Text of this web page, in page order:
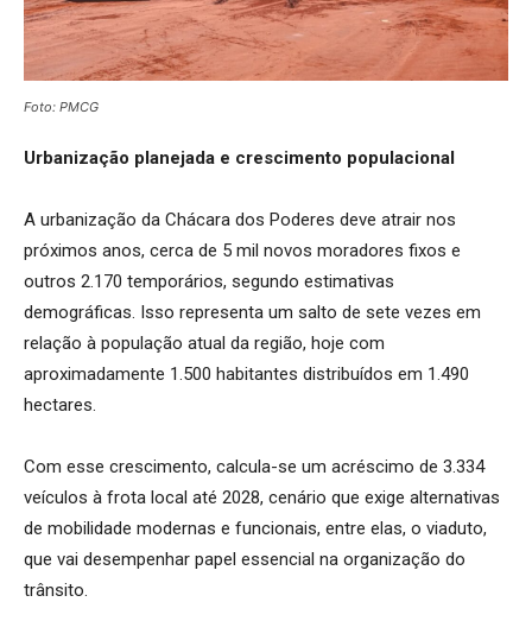
Foto: PMCG
Urbanização planejada e crescimento populacional
A urbanização da Chácara dos Poderes deve atrair nos
próximos anos, cerca de 5 mil novos moradores fixos e
outros 2.170 temporários, segundo estimativas
demográficas. Isso representa um salto de sete vezes em
relação à população atual da região, hoje com
aproximadamente 1.500 habitantes distribuídos em 1.490
hectares.
Com esse crescimento, calcula-se um acréscimo de 3.334
veículos à frota local até 2028, cenário que exige alternativas
de mobilidade modernas e funcionais, entre elas, o viaduto,
que vai desempenhar papel essencial na organização do
trânsito.